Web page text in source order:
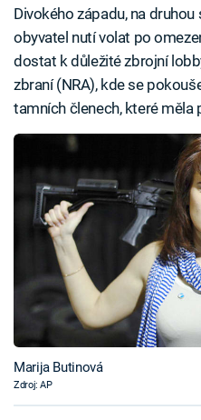
Divokého západu, na
obyvatel nutí volat po
dostat k důležité zbrojní
zbraní (NRA), kde se
tamních členech, které měla
Marija Butinová
Zdroj: AP